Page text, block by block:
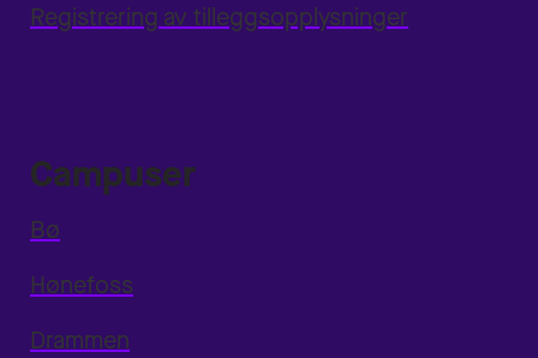
Registrering av tilleggsopplysninger
Campuser
Bø
Hønefoss
Drammen